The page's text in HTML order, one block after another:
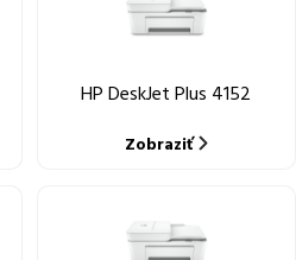
HP DeskJet Plus 4152
Zobraziť